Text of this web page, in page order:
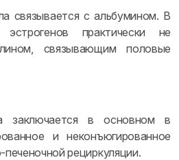
связывается с альбумином. В
практически не
связывающим половые
заключается в основном в
и неконъюгированное
рециркуляции.